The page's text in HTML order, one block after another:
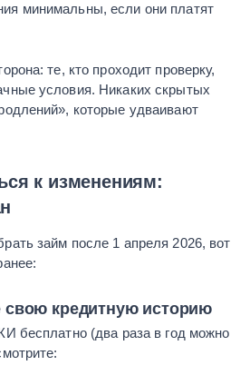
минимальны, если они платят
те, кто проходит проверку,
условия. Никаких скрытых
которые удваивают
к изменениям:
займ после 1 апреля 2026, вот
свою кредитную историю
бесплатно (два раза в год можно